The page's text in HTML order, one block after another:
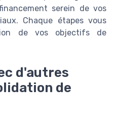
serein de vos
Chaque étapes vous
de vos objectifs de
d'autres
de